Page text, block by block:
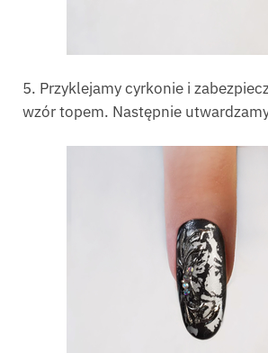
5. Przyklejamy cyrkonie i
wzór topem. Następnie